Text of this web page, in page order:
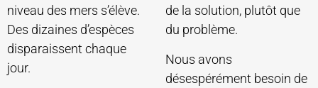
niveau des mers s’élève.
Des dizaines d’espèces
disparaissent chaque
jour.
de la solution, plutôt que
du problème.
Nous avons
désespérément besoin de